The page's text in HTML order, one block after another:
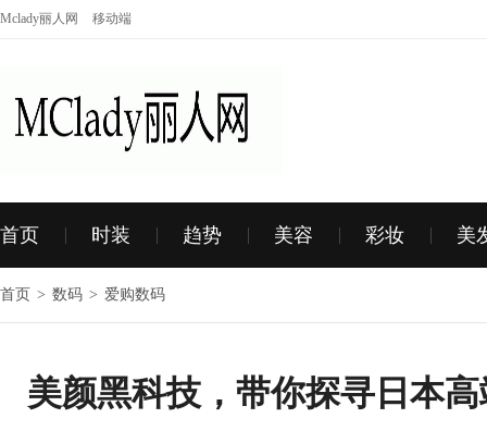
Mclady丽人网 移动端
首页 时装 趋势 美容 彩妆 美
首页 > 数码 > 爱购数码
美颜黑科技，带你探寻日本